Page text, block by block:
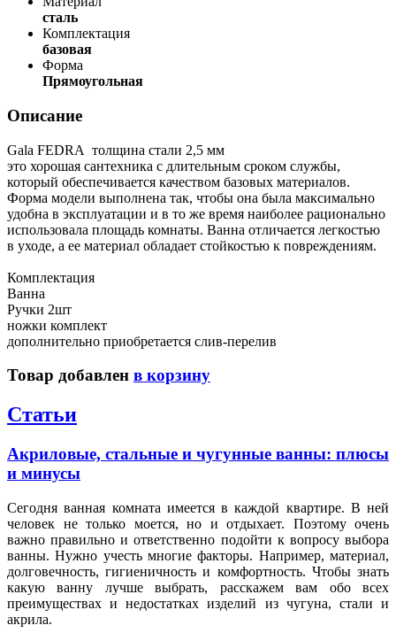
сталь
Комплектация
базовая
Форма
Прямоугольная
Описание
Gala FEDRA толщина стали 2,5 мм
это хорошая сантехника с длительным сроком службы,
который обеспечивается качеством базовых материалов.
Форма модели выполнена так, чтобы она была максимально
удобна в эксплуатации и в то же время наиболее рационально
использовала площадь комнаты. Ванна отличается легкостью
в уходе, а ее материал обладает стойкостью к повреждениям.
Комплектация
Ванна
Ручки 2шт
ножки комплект
дополнительно приобретается слив-перелив
Товар добавлен в корзину
Статьи
Акриловые, стальные и чугунные ванны: плюсы
и минусы
Сегодня ванная комната имеется в каждой квартире. В ней
человек не только моется, но и отдыхает. Поэтому очень
важно правильно и ответственно подойти к вопросу выбора
ванны. Нужно учесть многие факторы. Например, материал,
долговечность, гигиеничность и комфортность. Чтобы знать
какую ванну лучше выбрать, расскажем вам обо всех
преимуществах и недостатках изделий из чугуна, стали и
акрила.